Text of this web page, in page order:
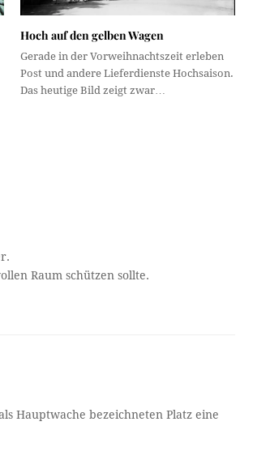
Hoch auf den gelben Wagen
Gerade in der Vorweihnachtszeit erleben
Post und andere Lieferdienste Hochsaison.
Das heutige Bild zeigt zwar…
Raum schützen sollte.
Hauptwache bezeichneten Platz eine